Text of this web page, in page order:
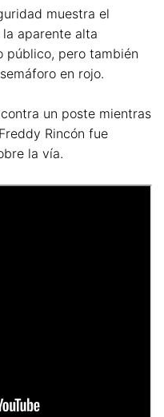
muestra el
aparente alta
público, pero también
en rojo.
un poste mientras
Rincón fue
la vía.